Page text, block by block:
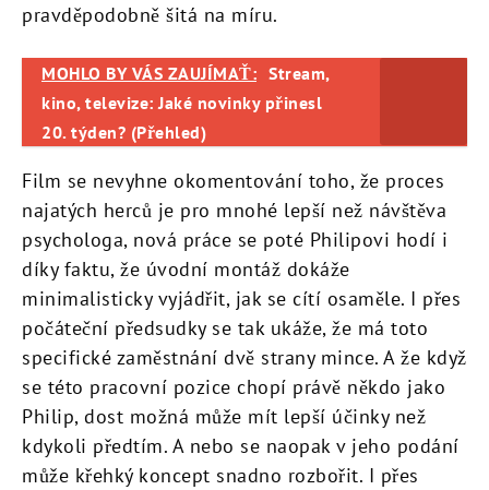
pravděpodobně šitá na míru.
MOHLO BY VÁS ZAUJÍMAŤ: Stream,
kino, televize: Jaké novinky přinesl
20. týden? (Přehled)
Film se nevyhne okomentování toho, že proces
najatých herců je pro mnohé lepší než návštěva
psychologa, nová práce se poté Philipovi hodí i
díky faktu, že úvodní montáž dokáže
minimalisticky vyjádřit, jak se cítí osaměle. I přes
počáteční předsudky se tak ukáže, že má toto
specifické zaměstnání dvě strany mince. A že když
se této pracovní pozice chopí právě někdo jako
Philip, dost možná může mít lepší účinky než
kdykoli předtím. A nebo se naopak v jeho podání
může křehký koncept snadno rozbořit. I přes